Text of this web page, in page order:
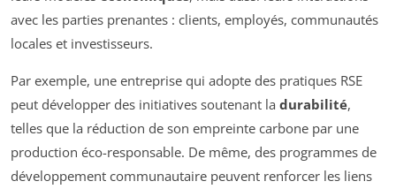
avec les parties prenantes : clients, employés, communautés
locales et investisseurs.
Par exemple, une entreprise qui adopte des pratiques RSE
peut développer des initiatives soutenant la durabilité,
telles que la réduction de son empreinte carbone par une
production éco-responsable. De même, des programmes de
développement communautaire peuvent renforcer les liens